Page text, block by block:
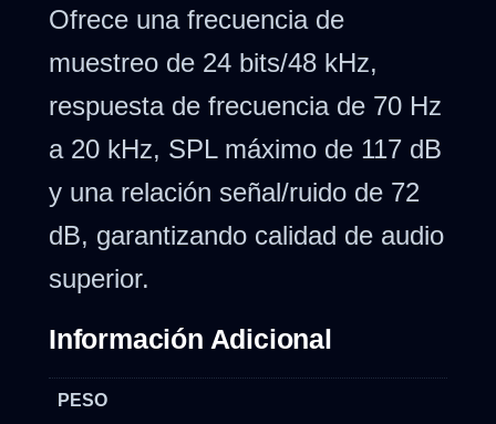
Ofrece una frecuencia de
muestreo de 24 bits/48 kHz,
respuesta de frecuencia de 70 Hz
a 20 kHz, SPL máximo de 117 dB
y una relación señal/ruido de 72
dB, garantizando calidad de audio
superior.
Información Adicional
PESO